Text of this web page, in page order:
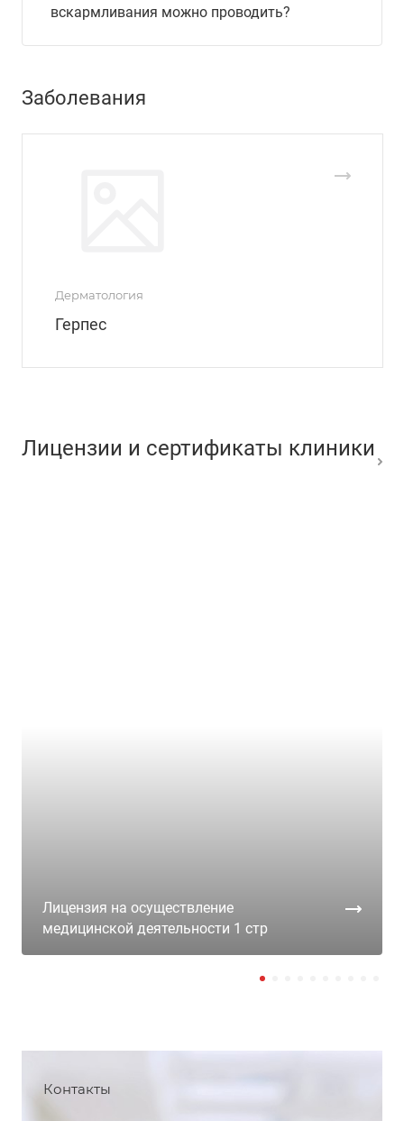
вскармливания можно проводить?
Заболевания
Дерматология
Герпес
Лицензии и сертификаты клиники
Лицензия на осуществление
медицинской деятельности 1 стр
Контакты